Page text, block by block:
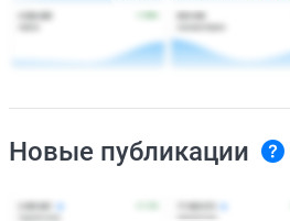
Новые публикации